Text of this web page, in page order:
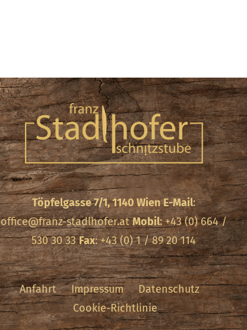
Töpfelgasse 7/1, 1140 Wien E-Mail:
office@franz-stadlhofer.at Mobil: +43 (0) 664 /
530 30 33Fax: +43 (0) 1 / 89 20 114
Anfahrt Impressum
Datenschutz
Cookie-Richtlinie